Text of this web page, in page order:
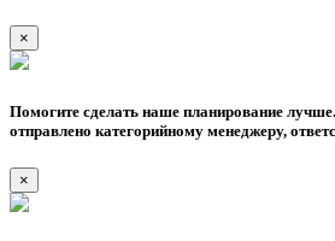
×
Помогите сделать наше планирование
отправлено категорийному менеджеру,
×